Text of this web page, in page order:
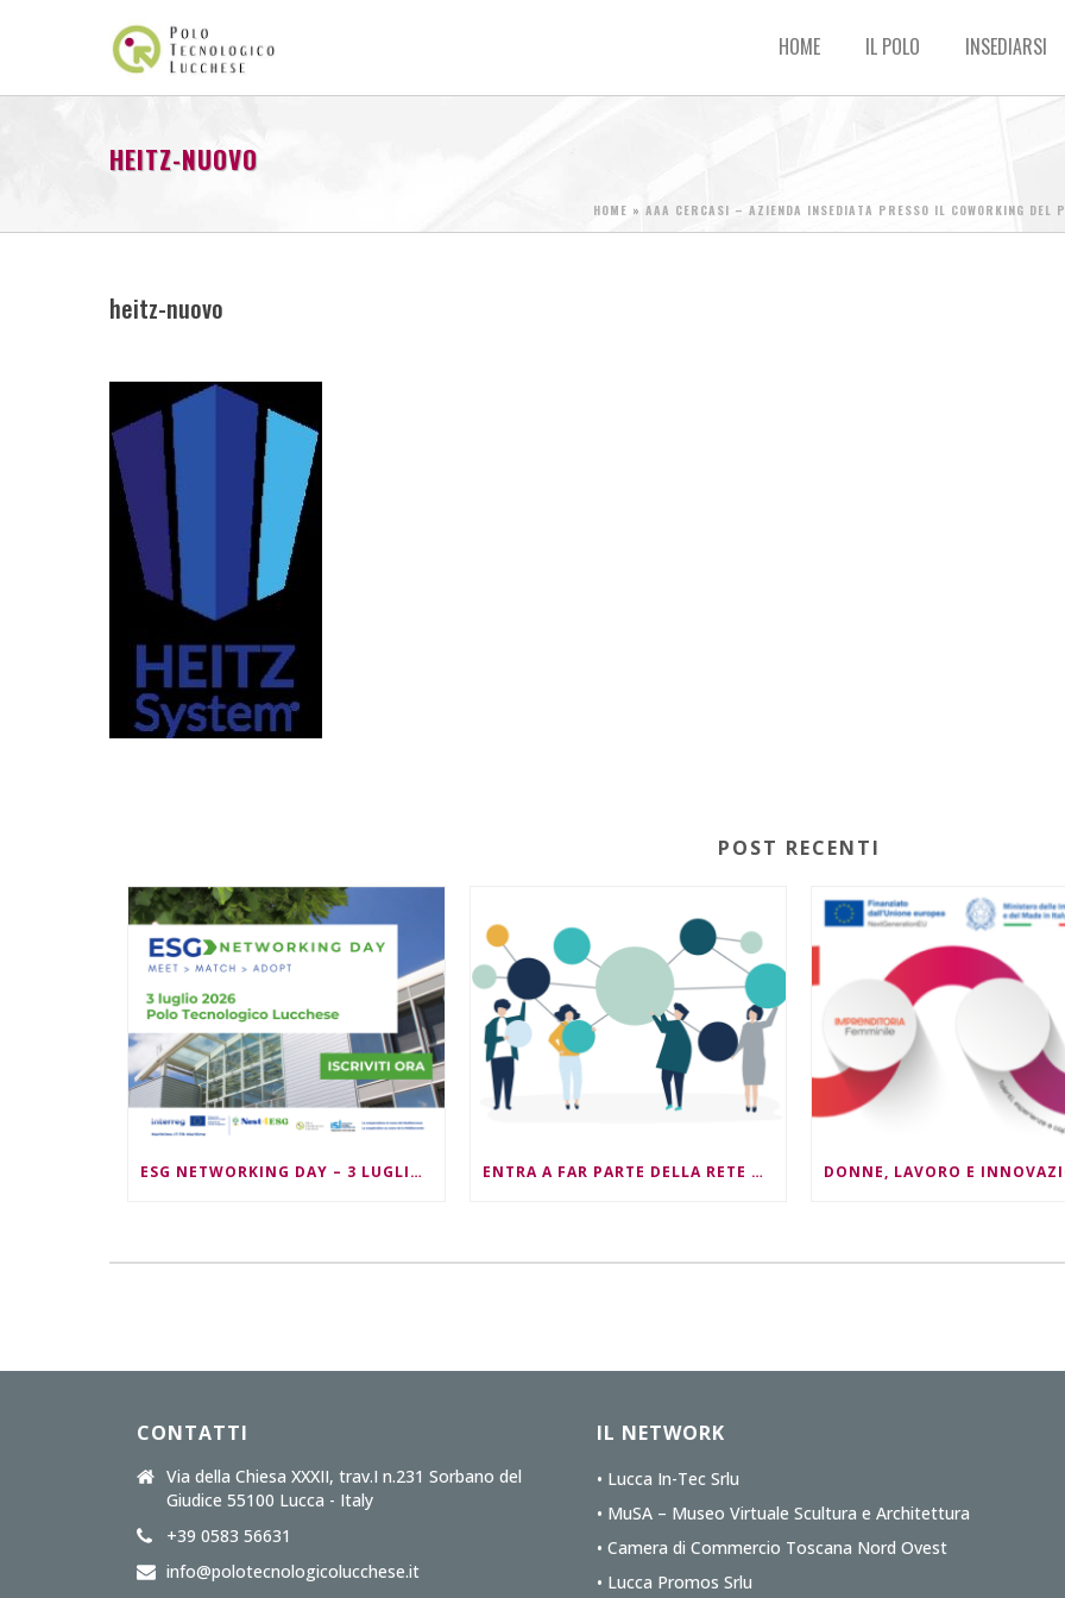
HOME IL POLO INSEDIARSI
HEITZ-NUOVO
HOME » AAA CERCASI – AZIENDA INSEDIATA PRESSO IL COWORKING DEL
heitz-nuovo
POST RECENTI
ESG NETWORKING DAY – 3 LUGLIO 2026 – ORE 09:30/13:00 ENTRA A FAR PARTE DELLA RETE NEST4ESG !
CONTATTI
Via della Chiesa XXXII, trav.I n.231 Sorbano del
Giudice 55100 Lucca - Italy
+39 0583 56631
info@polotecnologicolucchese.it
IL NETWORK
• Lucca In-Tec Srlu
• MuSA – Museo Virtuale Scultura e Architettura
• Camera di Commercio Toscana Nord Ovest
• Lucca Promos Srlu